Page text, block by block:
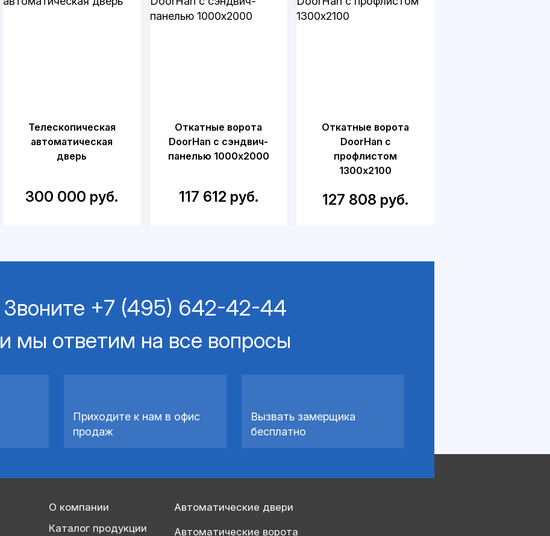
Телескопическая
автоматическая
дверь
300 000 руб.
Откатные ворота
DoorHan с сэндвич-
панелью 1000x2000
117 612 руб.
Откатные ворота
DoorHan с
профлистом
1300x2100
127 808 руб.
Звоните +7 (495) 642-42-44
и мы ответим на все вопросы
Приходите к нам в офис
продаж
Вызвать замерщика
бесплатно
О компании
Каталог продукции
Автоматические двери
Автоматические ворота